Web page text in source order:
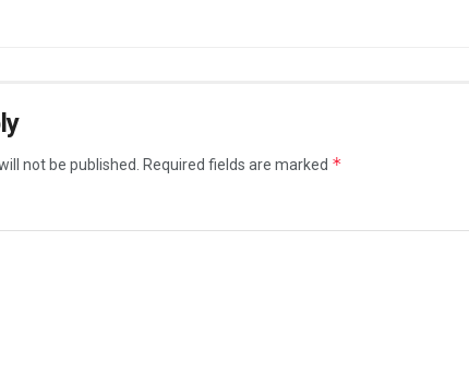
not be published. Required fields are marked *